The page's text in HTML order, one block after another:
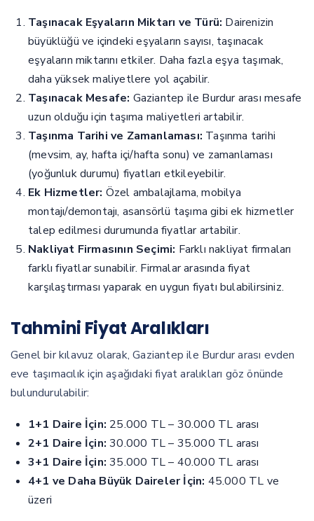
Taşınacak Eşyaların Miktarı ve Türü: Dairenizin
büyüklüğü ve içindeki eşyaların sayısı, taşınacak
eşyaların miktarını etkiler. Daha fazla eşya taşımak,
daha yüksek maliyetlere yol açabilir.
Taşınacak Mesafe: Gaziantep ile Burdur arası mesafe
uzun olduğu için taşıma maliyetleri artabilir.
Taşınma Tarihi ve Zamanlaması: Taşınma tarihi
(mevsim, ay, hafta içi/hafta sonu) ve zamanlaması
(yoğunluk durumu) fiyatları etkileyebilir.
Ek Hizmetler: Özel ambalajlama, mobilya
montajı/demontajı, asansörlü taşıma gibi ek hizmetler
talep edilmesi durumunda fiyatlar artabilir.
Nakliyat Firmasının Seçimi: Farklı nakliyat firmaları
farklı fiyatlar sunabilir. Firmalar arasında fiyat
karşılaştırması yaparak en uygun fiyatı bulabilirsiniz.
Tahmini Fiyat Aralıkları
Genel bir kılavuz olarak, Gaziantep ile Burdur arası evden
eve taşımacılık için aşağıdaki fiyat aralıkları göz önünde
bulundurulabilir:
1+1 Daire İçin: 25.000 TL – 30.000 TL arası
2+1 Daire İçin: 30.000 TL – 35.000 TL arası
3+1 Daire İçin: 35.000 TL – 40.000 TL arası
4+1 ve Daha Büyük Daireler İçin: 45.000 TL ve
üzeri